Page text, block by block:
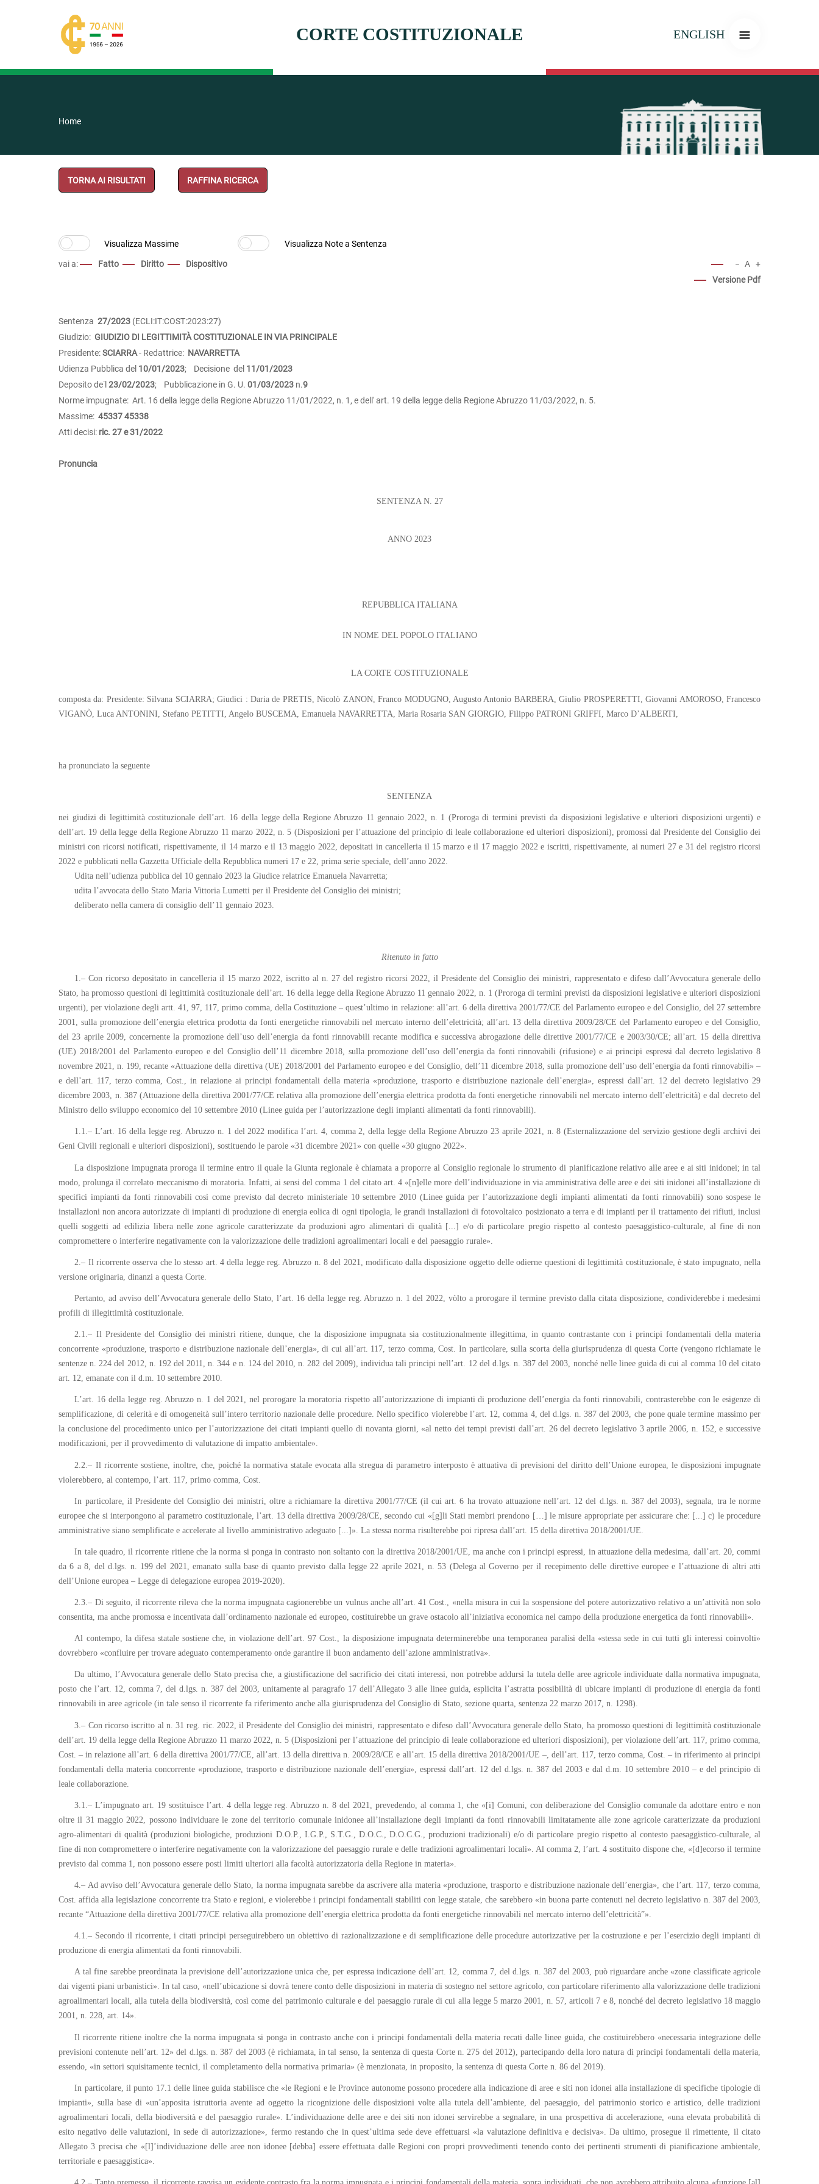
CORTE COSTITUZIONALE ENGLISH
Home
TORNA AI RISULTATI RAFFINA RICERCA
vai a: Fatto Diritto Dispositivo − A +
Versione Pdf
Sentenza 27/2023 (ECLI:IT:COST:2023:27)
Giudizio: GIUDIZIO DI LEGITTIMITÀ COSTITUZIONALE IN VIA PRINCIPALE
Presidente:SCIARRA- Redattrice: NAVARRETTA
Udienza Pubblica del 10/01/2023; Decisione del 11/01/2023
Deposito de˙l 23/02/2023; Pubblicazione in G. U. 01/03/2023 n.9
Norme impugnate: Art. 16 della legge della Regione Abruzzo 11/01/2022, n. 1, e dell' art. 19 della legge della Regione Abruzzo 11/03/2022, n. 5.
Massime: 4533745338
Atti decisi: ric. 27 e 31/2022
Pronuncia
SENTENZA N. 27
ANNO 2023
REPUBBLICA ITALIANA
IN NOME DEL POPOLO ITALIANO
LA CORTE COSTITUZIONALE
composta da: Presidente: Silvana SCIARRA; Giudici : Daria de PRETIS, Nicolò ZANON, Franco MODUGNO, Augusto Antonio BARBERA, Giulio PROSPERETTI, Giovanni AMOROSO, Francesco
VIGANÒ, Luca ANTONINI, Stefano PETITTI, Angelo BUSCEMA, Emanuela NAVARRETTA, Maria Rosaria SAN GIORGIO, Filippo PATRONI GRIFFI, Marco D’ALBERTI,
ha pronunciato la seguente
SENTENZA
nei giudizi di legittimità costituzionale dell’art. 16 della legge della Regione Abruzzo 11 gennaio 2022, n. 1 (Proroga di termini previsti da disposizioni legislative e ulteriori disposizioni urgenti) e
dell’art. 19 della legge della Regione Abruzzo 11 marzo 2022, n. 5 (Disposizioni per l’attuazione del principio di leale collaborazione ed ulteriori disposizioni), promossi dal Presidente del Consiglio dei
ministri con ricorsi notificati, rispettivamente, il 14 marzo e il 13 maggio 2022, depositati in cancelleria il 15 marzo e il 17 maggio 2022 e iscritti, rispettivamente, ai numeri 27 e 31 del registro ricorsi
2022 e pubblicati nella Gazzetta Ufficiale della Repubblica numeri 17 e 22, prima serie speciale, dell’anno 2022.
Udita nell’udienza pubblica del 10 gennaio 2023 la Giudice relatrice Emanuela Navarretta;
udita l’avvocata dello Stato Maria Vittoria Lumetti per il Presidente del Consiglio dei ministri;
deliberato nella camera di consiglio dell’11 gennaio 2023.
Ritenuto in fatto
1.– Con ricorso depositato in cancelleria il 15 marzo 2022, iscritto al n. 27 del registro ricorsi 2022, il Presidente del Consiglio dei ministri, rappresentato e difeso dall’Avvocatura generale dello
Stato, ha promosso questioni di legittimità costituzionale dell’art. 16 della legge della Regione Abruzzo 11 gennaio 2022, n. 1 (Proroga di termini previsti da disposizioni legislative e ulteriori disposizioni
urgenti), per violazione degli artt. 41, 97, 117, primo comma, della Costituzione – quest’ultimo in relazione: all’art. 6 della direttiva 2001/77/CE del Parlamento europeo e del Consiglio, del 27 settembre
2001, sulla promozione dell’energia elettrica prodotta da fonti energetiche rinnovabili nel mercato interno dell’elettricità; all’art. 13 della direttiva 2009/28/CE del Parlamento europeo e del Consiglio,
del 23 aprile 2009, concernente la promozione dell’uso dell’energia da fonti rinnovabili recante modifica e successiva abrogazione delle direttive 2001/77/CE e 2003/30/CE; all’art. 15 della direttiva
(UE) 2018/2001 del Parlamento europeo e del Consiglio dell’11 dicembre 2018, sulla promozione dell’uso dell’energia da fonti rinnovabili (rifusione) e ai principi espressi dal decreto legislativo 8
novembre 2021, n. 199, recante «Attuazione della direttiva (UE) 2018/2001 del Parlamento europeo e del Consiglio, dell’11 dicembre 2018, sulla promozione dell’uso dell’energia da fonti rinnovabili» –
e dell’art. 117, terzo comma, Cost., in relazione ai principi fondamentali della materia «produzione, trasporto e distribuzione nazionale dell’energia», espressi dall’art. 12 del decreto legislativo 29
dicembre 2003, n. 387 (Attuazione della direttiva 2001/77/CE relativa alla promozione dell’energia elettrica prodotta da fonti energetiche rinnovabili nel mercato interno dell’elettricità) e dal decreto del
Ministro dello sviluppo economico del 10 settembre 2010 (Linee guida per l’autorizzazione degli impianti alimentati da fonti rinnovabili).
1.1.– L’art. 16 della legge reg. Abruzzo n. 1 del 2022 modifica l’art. 4, comma 2, della legge della Regione Abruzzo 23 aprile 2021, n. 8 (Esternalizzazione del servizio gestione degli archivi dei
Geni Civili regionali e ulteriori disposizioni), sostituendo le parole «31 dicembre 2021» con quelle «30 giugno 2022».
La disposizione impugnata proroga il termine entro il quale la Giunta regionale è chiamata a proporre al Consiglio regionale lo strumento di pianificazione relativo alle aree e ai siti inidonei; in tal
modo, prolunga il correlato meccanismo di moratoria. Infatti, ai sensi del comma 1 del citato art. 4 «[n]elle more dell’individuazione in via amministrativa delle aree e dei siti inidonei all’installazione di
specifici impianti da fonti rinnovabili così come previsto dal decreto ministeriale 10 settembre 2010 (Linee guida per l’autorizzazione degli impianti alimentati da fonti rinnovabili) sono sospese le
installazioni non ancora autorizzate di impianti di produzione di energia eolica di ogni tipologia, le grandi installazioni di fotovoltaico posizionato a terra e di impianti per il trattamento dei rifiuti, inclusi
quelli soggetti ad edilizia libera nelle zone agricole caratterizzate da produzioni agro alimentari di qualità [...] e/o di particolare pregio rispetto al contesto paesaggistico-culturale, al fine di non
compromettere o interferire negativamente con la valorizzazione delle tradizioni agroalimentari locali e del paesaggio rurale».
2.– Il ricorrente osserva che lo stesso art. 4 della legge reg. Abruzzo n. 8 del 2021, modificato dalla disposizione oggetto delle odierne questioni di legittimità costituzionale, è stato impugnato, nella
versione originaria, dinanzi a questa Corte.
Pertanto, ad avviso dell’Avvocatura generale dello Stato, l’art. 16 della legge reg. Abruzzo n. 1 del 2022, vòlto a prorogare il termine previsto dalla citata disposizione, condividerebbe i medesimi
profili di illegittimità costituzionale.
2.1.– Il Presidente del Consiglio dei ministri ritiene, dunque, che la disposizione impugnata sia costituzionalmente illegittima, in quanto contrastante con i principi fondamentali della materia
concorrente «produzione, trasporto e distribuzione nazionale dell’energia», di cui all’art. 117, terzo comma, Cost. In particolare, sulla scorta della giurisprudenza di questa Corte (vengono richiamate le
sentenze n. 224 del 2012, n. 192 del 2011, n. 344 e n. 124 del 2010, n. 282 del 2009), individua tali principi nell’art. 12 del d.lgs. n. 387 del 2003, nonché nelle linee guida di cui al comma 10 del citato
art. 12, emanate con il d.m. 10 settembre 2010.
L’art. 16 della legge reg. Abruzzo n. 1 del 2021, nel prorogare la moratoria rispetto all’autorizzazione di impianti di produzione dell’energia da fonti rinnovabili, contrasterebbe con le esigenze di
semplificazione, di celerità e di omogeneità sull’intero territorio nazionale delle procedure. Nello specifico violerebbe l’art. 12, comma 4, del d.lgs. n. 387 del 2003, che pone quale termine massimo per
la conclusione del procedimento unico per l’autorizzazione dei citati impianti quello di novanta giorni, «al netto dei tempi previsti dall’art. 26 del decreto legislativo 3 aprile 2006, n. 152, e successive
modificazioni, per il provvedimento di valutazione di impatto ambientale».
2.2.– Il ricorrente sostiene, inoltre, che, poiché la normativa statale evocata alla stregua di parametro interposto è attuativa di previsioni del diritto dell’Unione europea, le disposizioni impugnate
violerebbero, al contempo, l’art. 117, primo comma, Cost.
In particolare, il Presidente del Consiglio dei ministri, oltre a richiamare la direttiva 2001/77/CE (il cui art. 6 ha trovato attuazione nell’art. 12 del d.lgs. n. 387 del 2003), segnala, tra le norme
europee che si interpongono al parametro costituzionale, l’art. 13 della direttiva 2009/28/CE, secondo cui «[g]li Stati membri prendono […] le misure appropriate per assicurare che: [...] c) le procedure
amministrative siano semplificate e accelerate al livello amministrativo adeguato [...]». La stessa norma risulterebbe poi ripresa dall’art. 15 della direttiva 2018/2001/UE.
In tale quadro, il ricorrente ritiene che la norma si ponga in contrasto non soltanto con la direttiva 2018/2001/UE, ma anche con i principi espressi, in attuazione della medesima, dall’art. 20, commi
da 6 a 8, del d.lgs. n. 199 del 2021, emanato sulla base di quanto previsto dalla legge 22 aprile 2021, n. 53 (Delega al Governo per il recepimento delle direttive europee e l’attuazione di altri atti
dell’Unione europea – Legge di delegazione europea 2019-2020).
2.3.– Di seguito, il ricorrente rileva che la norma impugnata cagionerebbe un vulnus anche all’art. 41 Cost., «nella misura in cui la sospensione del potere autorizzativo relativo a un’attività non solo
consentita, ma anche promossa e incentivata dall’ordinamento nazionale ed europeo, costituirebbe un grave ostacolo all’iniziativa economica nel campo della produzione energetica da fonti rinnovabili».
Al contempo, la difesa statale sostiene che, in violazione dell’art. 97 Cost., la disposizione impugnata determinerebbe una temporanea paralisi della «stessa sede in cui tutti gli interessi coinvolti»
dovrebbero «confluire per trovare adeguato contemperamento onde garantire il buon andamento dell’azione amministrativa».
Da ultimo, l’Avvocatura generale dello Stato precisa che, a giustificazione del sacrificio dei citati interessi, non potrebbe addursi la tutela delle aree agricole individuate dalla normativa impugnata,
posto che l’art. 12, comma 7, del d.lgs. n. 387 del 2003, unitamente al paragrafo 17 dell’Allegato 3 alle linee guida, esplicita l’astratta possibilità di ubicare impianti di produzione di energia da fonti
rinnovabili in aree agricole (in tale senso il ricorrente fa riferimento anche alla giurisprudenza del Consiglio di Stato, sezione quarta, sentenza 22 marzo 2017, n. 1298).
3.– Con ricorso iscritto al n. 31 reg. ric. 2022, il Presidente del Consiglio dei ministri, rappresentato e difeso dall’Avvocatura generale dello Stato, ha promosso questioni di legittimità costituzionale
dell’art. 19 della legge della Regione Abruzzo 11 marzo 2022, n. 5 (Disposizioni per l’attuazione del principio di leale collaborazione ed ulteriori disposizioni), per violazione dell’art. 117, primo comma,
Cost. – in relazione all’art. 6 della direttiva 2001/77/CE, all’art. 13 della direttiva n. 2009/28/CE e all’art. 15 della direttiva 2018/2001/UE –, dell’art. 117, terzo comma, Cost. – in riferimento ai principi
fondamentali della materia concorrente «produzione, trasporto e distribuzione nazionale dell’energia», espressi dall’art. 12 del d.lgs. n. 387 del 2003 e dal d.m. 10 settembre 2010 – e del principio di
leale collaborazione.
3.1.– L’impugnato art. 19 sostituisce l’art. 4 della legge reg. Abruzzo n. 8 del 2021, prevedendo, al comma 1, che «[i] Comuni, con deliberazione del Consiglio comunale da adottare entro e non
oltre il 31 maggio 2022, possono individuare le zone del territorio comunale inidonee all’installazione degli impianti da fonti rinnovabili limitatamente alle zone agricole caratterizzate da produzioni
agro-alimentari di qualità (produzioni biologiche, produzioni D.O.P., I.G.P., S.T.G., D.O.C., D.O.C.G., produzioni tradizionali) e/o di particolare pregio rispetto al contesto paesaggistico-culturale, al
fine di non compromettere o interferire negativamente con la valorizzazione del paesaggio rurale e delle tradizioni agroalimentari locali». Al comma 2, l’art. 4 sostituito dispone che, «[d]ecorso il termine
previsto dal comma 1, non possono essere posti limiti ulteriori alla facoltà autorizzatoria della Regione in materia».
4.– Ad avviso dell’Avvocatura generale dello Stato, la norma impugnata sarebbe da ascrivere alla materia «produzione, trasporto e distribuzione nazionale dell’energia», che l’art. 117, terzo comma,
Cost. affida alla legislazione concorrente tra Stato e regioni, e violerebbe i principi fondamentali stabiliti con legge statale, che sarebbero «in buona parte contenuti nel decreto legislativo n. 387 del 2003,
recante “Attuazione della direttiva 2001/77/CE relativa alla promozione dell’energia elettrica prodotta da fonti energetiche rinnovabili nel mercato interno dell’elettricità”».
4.1.– Secondo il ricorrente, i citati principi perseguirebbero un obiettivo di razionalizzazione e di semplificazione delle procedure autorizzative per la costruzione e per l’esercizio degli impianti di
produzione di energia alimentati da fonti rinnovabili.
A tal fine sarebbe preordinata la previsione dell’autorizzazione unica che, per espressa indicazione dell’art. 12, comma 7, del d.lgs. n. 387 del 2003, può riguardare anche «zone classificate agricole
dai vigenti piani urbanistici». In tal caso, «nell’ubicazione si dovrà tenere conto delle disposizioni in materia di sostegno nel settore agricolo, con particolare riferimento alla valorizzazione delle tradizioni
agroalimentari locali, alla tutela della biodiversità, così come del patrimonio culturale e del paesaggio rurale di cui alla legge 5 marzo 2001, n. 57, articoli 7 e 8, nonché del decreto legislativo 18 maggio
2001, n. 228, art. 14».
Il ricorrente ritiene inoltre che la norma impugnata si ponga in contrasto anche con i principi fondamentali della materia recati dalle linee guida, che costituirebbero «necessaria integrazione delle
previsioni contenute nell’art. 12» del d.lgs. n. 387 del 2003 (è richiamata, in tal senso, la sentenza di questa Corte n. 275 del 2012), partecipando della loro natura di principi fondamentali della materia,
essendo, «in settori squisitamente tecnici, il completamento della normativa primaria» (è menzionata, in proposito, la sentenza di questa Corte n. 86 del 2019).
In particolare, il punto 17.1 delle linee guida stabilisce che «le Regioni e le Province autonome possono procedere alla indicazione di aree e siti non idonei alla installazione di specifiche tipologie di
impianti», sulla base di «un’apposita istruttoria avente ad oggetto la ricognizione delle disposizioni volte alla tutela dell’ambiente, del paesaggio, del patrimonio storico e artistico, delle tradizioni
agroalimentari locali, della biodiversità e del paesaggio rurale». L’individuazione delle aree e dei siti non idonei servirebbe a segnalare, in una prospettiva di accelerazione, «una elevata probabilità di
esito negativo delle valutazioni, in sede di autorizzazione», fermo restando che in quest’ultima sede deve effettuarsi «la valutazione definitiva e decisiva». Da ultimo, prosegue il rimettente, il citato
Allegato 3 precisa che «[l]’individuazione delle aree non idonee [debba] essere effettuata dalle Regioni con propri provvedimenti tenendo conto dei pertinenti strumenti di pianificazione ambientale,
territoriale e paesaggistica».